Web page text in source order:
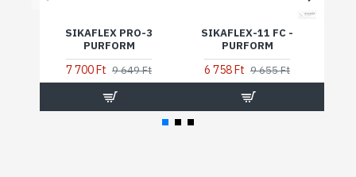
SIKAFLEX PRO-3
PURFORM
7 700 Ft 9 649 Ft
SIKAFLEX-11 FC -
PURFORM
6 758 Ft 9 655 Ft